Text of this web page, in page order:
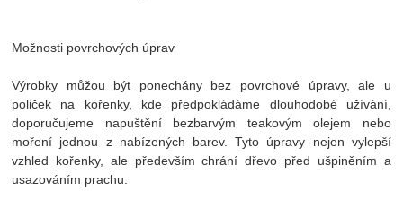
Možnosti povrchových úprav
Výrobky můžou být ponechány bez povrchové úpravy, ale u
poliček na kořenky, kde předpokládáme dlouhodobé užívání,
doporučujeme napuštění bezbarvým teakovým olejem nebo
moření jednou z nabízených barev. Tyto úpravy nejen vylepší
vzhled kořenky, ale především chrání dřevo před ušpiněním a
usazováním prachu.